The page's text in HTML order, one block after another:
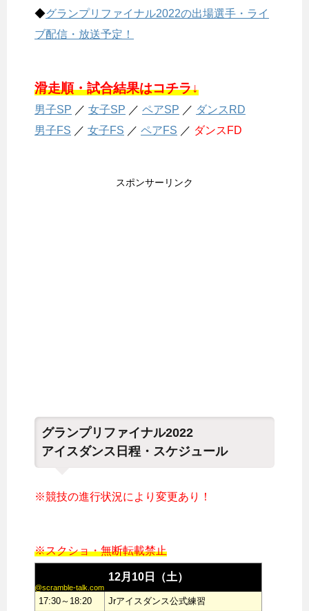
◆グランプリファイナル2022の出場選手・ライ
ブ配信・放送予定！
滑走順・試合結果はコチラ↓
男子SP ／ 女子SP ／ ペアSP ／ ダンスRD
男子FS ／ 女子FS ／ ペアFS ／ ダンスFD
スポンサーリンク
グランプリファイナル2022
アイスダンス日程・スケジュール
※競技の進行状況により変更あり！
※スクショ・無断転載禁止
@scramble-talk.com
12月10日（土）
17:30～18:20
Jrアイスダンス公式練習